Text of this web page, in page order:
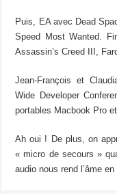
Puis, EA avec Dead
Speed Most Wanted.
Assassin’s Creed III,
Jean-François et
Wide Developer
portables Macbook Pro
Ah oui ! De plus, on
« micro de secours »
audio nous rend l’âme